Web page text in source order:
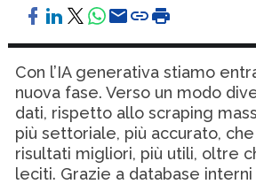
Con l’IA generativa stiamo
nuova fase. Verso un modo
dati, rispetto allo scraping
più settoriale, più accurato,
risultati migliori, più utili, oltre
leciti. Grazie a database interni